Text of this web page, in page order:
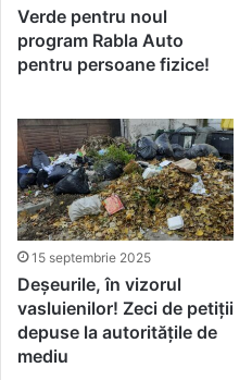
Verde pentru noul
program Rabla Auto
pentru persoane fizice!
15 septembrie 2025
Deșeurile, în vizorul
vasluienilor! Zeci de petiții
depuse la autoritățile de
mediu